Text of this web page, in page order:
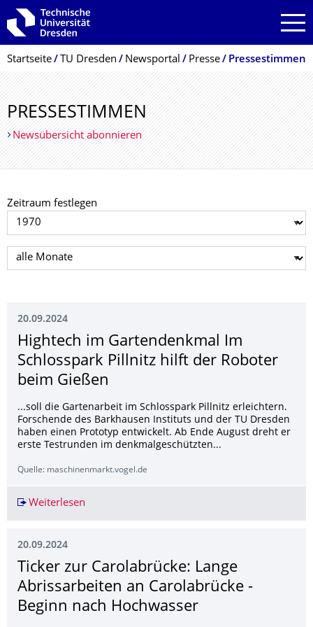
Zur Hauptnavigation springen
Zur Suche springen
Zum Inhalt springen
Breadcrumb-Menü
Startseite TU Dresden Newsportal Presse Pressestimmen
PRESSESTIMMEN
Newsübersicht abonnieren
Zeitraum festlegen
Jahr auswählen
Monat auswählen
20.09.2024
Hightech im Gartendenkmal Im
Schlosspark Pillnitz hilft der Roboter
beim Gießen
...soll die Gartenarbeit im Schlosspark Pillnitz erleichtern.
Forschende des Barkhausen Instituts und der TU Dresden
haben einen Prototyp entwickelt. Ab Ende August dreht er
erste Testrunden im denkmalgeschützten...
Quelle: maschinenmarkt.vogel.de
Weiterlesen
20.09.2024
Ticker zur Carolabrücke: Lange
Abrissarbeiten an Carolabrücke -
Beginn nach Hochwasser